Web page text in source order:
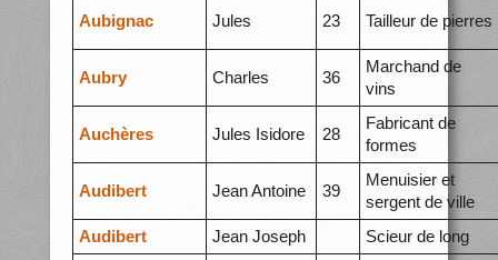
Aubignac Jules 23 Tailleur de pierres
Aubry Charles 36
Marchand de
vins
Auchères Jules Isidore 28
Fabricant de
formes
Audibert Jean Antoine 39
Menuisier et
sergent de ville
Audibert
Jean Joseph Scieur de long